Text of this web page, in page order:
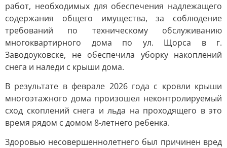
работ, необходимых для обеспечения надлежащего
содержания общего имущества, за соблюдение
требований по техническому обслуживанию
многоквартирного дома по ул. Щорса в г.
Заводоуковске, не обеспечила уборку накоплений
снега и наледи с крыши дома.
В результате в феврале 2026 года с кровли крыши
многоэтажного дома произошел неконтролируемый
сход скоплений снега и льда на проходящего в это
время рядом с домом 8-летнего ребенка.
Здоровью несовершеннолетнего был причинен вред